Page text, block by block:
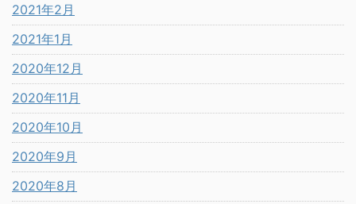
2021年2月
2021年1月
2020年12月
2020年11月
2020年10月
2020年9月
2020年8月